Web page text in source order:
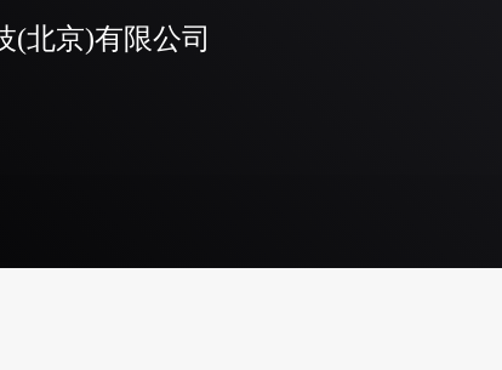
(北京)有限公司